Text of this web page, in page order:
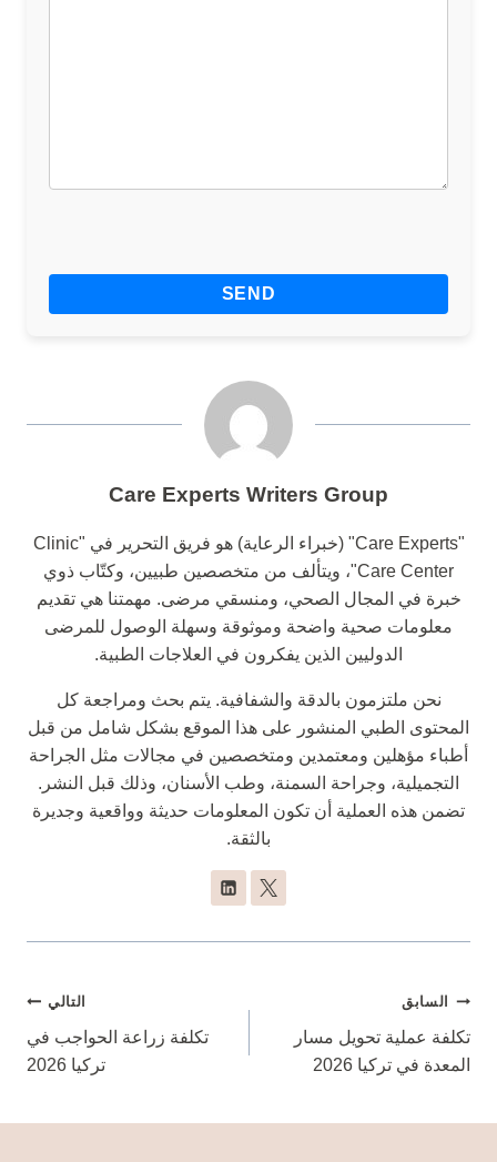
Care Experts Writers Group
"Care Experts" (خبراء الرعاية) هو فريق التحرير في "Clinic
Care Center"، ويتألف من متخصصين طبيين، وكتّاب ذوي
خبرة في المجال الصحي، ومنسقي مرضى. مهمتنا هي تقديم
معلومات صحية واضحة وموثوقة وسهلة الوصول للمرضى
الدوليين الذين يفكرون في العلاجات الطبية.
نحن ملتزمون بالدقة والشفافية. يتم بحث ومراجعة كل
المحتوى الطبي المنشور على هذا الموقع بشكل شامل من قبل
أطباء مؤهلين ومعتمدين ومتخصصين في مجالات مثل الجراحة
التجميلية، وجراحة السمنة، وطب الأسنان، وذلك قبل النشر.
تضمن هذه العملية أن تكون المعلومات حديثة وواقعية وجديرة
بالثقة.
تصفّح
المقالات
السابق
تكلفة عملية تحويل مسار
المعدة في تركيا 2026
التالي
تكلفة زراعة الحواجب في
تركيا 2026